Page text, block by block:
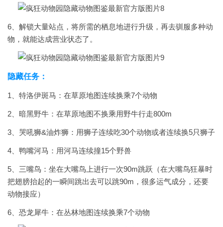
6、解锁大量站点，将所需的栖息地进行升级，再去驯服多种动
物，就能达成营业状态了。
隐藏任务：
1、特洛伊斑马：在草原地图连续换乘7个动物
2、暗黑野牛：在草原地图不换乘用野牛行走800m
3、哭吼狮&油炸狮：用狮子连续吃30个动物或者连续换5只狮子
4、鸭嘴河马：用河马连续撞15个野兽
5、三嘴鸟：坐在大嘴鸟上进行一次90m跳跃（在大嘴鸟狂暴时
把翅膀抬起的一瞬间跳出去可以跳90m，很多运气成分，还要
动物接应）
6、恐龙犀牛：在丛林地图连续换乘7个动物